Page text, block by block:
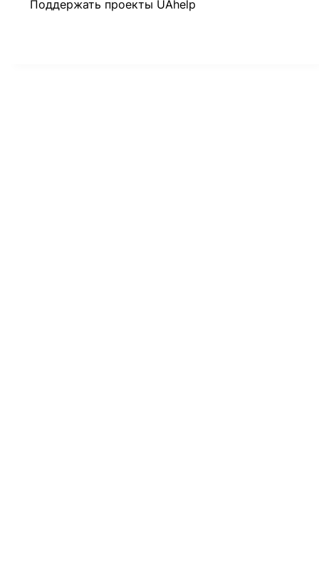
Поддержать проекты UAhelp